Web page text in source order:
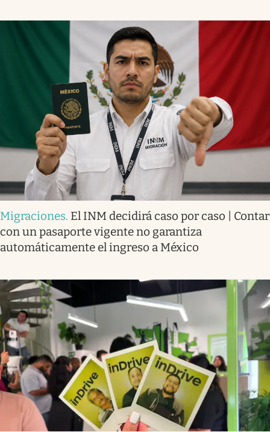
Migraciones. El INM decidirá caso por caso | Contar
con un pasaporte vigente no garantiza
automáticamente el ingreso a México